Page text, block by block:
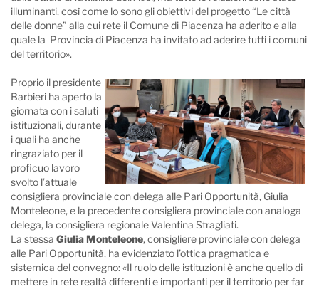
illuminanti, così come lo sono gli obiettivi del progetto “Le città
delle donne” alla cui rete il Comune di Piacenza ha aderito e alla
quale la Provincia di Piacenza ha invitato ad aderire tutti i comuni
del territorio».
Proprio il presidente
Barbieri ha aperto la
giornata con i saluti
istituzionali, durante
i quali ha anche
ringraziato per il
proficuo lavoro
svolto l’attuale
consigliera provinciale con delega alle Pari Opportunità, Giulia
Monteleone, e la precedente consigliera provinciale con analoga
delega, la consigliera regionale Valentina Stragliati.
La stessa Giulia Monteleone, consigliere provinciale con delega
alle Pari Opportunità, ha evidenziato l’ottica pragmatica e
sistemica del convegno: «Il ruolo delle istituzioni è anche quello di
mettere in rete realtà differenti e importanti per il territorio per far